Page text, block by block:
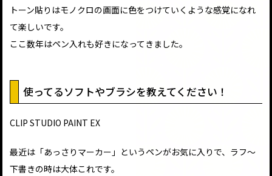
トーン貼りはモノクロの画面に色をつけていくような感覚になれ
て楽しいです。
ここ数年はペン入れも好きになってきました。
使ってるソフトやブラシを教えてください！
CLIP STUDIO PAINT EX
最近は「あっさりマーカー」というペンがお気に入りで、ラフ～
下書きの時は大体これです。